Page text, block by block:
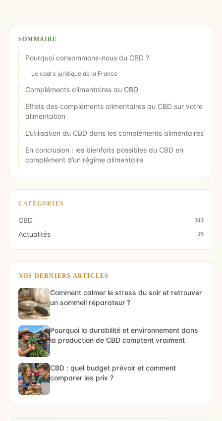
SOMMAIRE
Pourquoi consommons-nous du CBD ?
Le cadre juridique de la France
Compléments alimentaires au CBD
Effets des compléments alimentaires au CBD sur votre
alimentation
L’utilisation du CBD dans les compléments alimentaires
En conclusion : les bienfaits possibles du CBD en
complément d’un régime alimentaire
CATÉGORIES
CBD 343
Actualités 25
NOS DERNIERS ARTICLES
Comment calmer le stress du soir et retrouver
un sommeil réparateur ?
Pourquoi la durabilité et environnement dans
la production de CBD comptent vraiment
CBD : quel budget prévoir et comment
comparer les prix ?